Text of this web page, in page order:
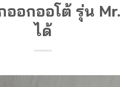
อกออโต้ รุ่น
ได้